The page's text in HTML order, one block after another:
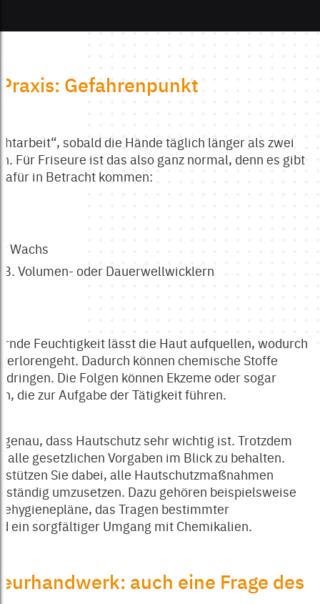
Gefahrenpunkt
sobald die Hände täglich länger als zwei
Für Friseure ist das also ganz normal, denn es gibt
in Betracht kommen:
Wachs
Volumen- oder Dauerwellwicklern
Feuchtigkeit lässt die Haut aufquellen, wodurch
Dadurch können chemische Stoffe
Die Folgen können Ekzeme oder sogar
die zur Aufgabe der Tätigkeit führen.
dass Hautschutz sehr wichtig ist. Trotzdem
alle gesetzlichen Vorgaben im Blick zu behalten.
Sie dabei, alle Hautschutzmaßnahmen
umzusetzen. Dazu gehören beispielsweise
das Tragen bestimmter
ein sorgfältiger Umgang mit Chemikalien.
auch eine Frage des